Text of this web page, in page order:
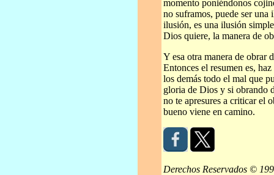
momento poniéndonos
no suframos, puede ser una
ilusión, es una ilusión
Dios quiere, la manera de
Y esa otra manera de obrar
Entonces el resumen es,
los demás todo el mal que
gloria de Dios y si obrando
no te apresures a criticar el
bueno viene en camino.
Derechos Reservados ©